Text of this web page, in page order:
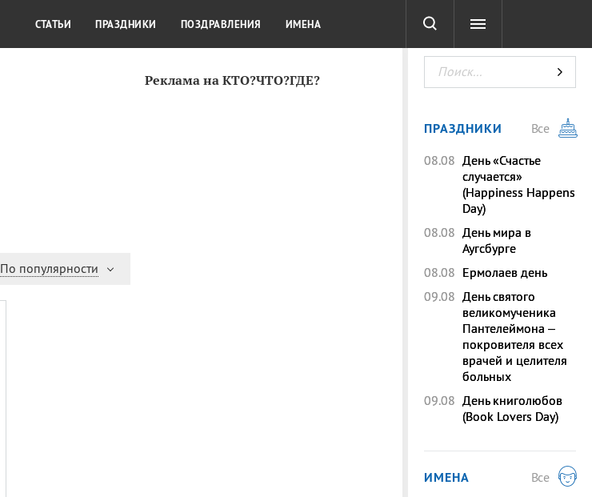
По популярности
Реклама на КТО?ЧТО?ГДЕ?
КУЛЬТУРА КРАСОТА ТЕСТЫ
СТАТЬИ ПРАЗДНИКИ ПОЗДРАВЛЕНИЯ ИМЕНА
ПРАЗДНИКИ
Все
08.08 День «Счастье
случается»
(Happiness Happens
Day)
08.08 День мира в
Аугсбурге
08.08 Ермолаев день
09.08 День святого
великомученика
Пантелеймона –
покровителя всех
врачей и целителя
больных
09.08 День книголюбов
(Book Lovers Day)
ИМЕНА
Все